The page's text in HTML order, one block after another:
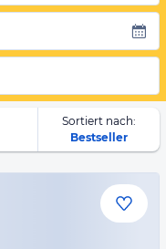
Sortiert nach:
Bestseller